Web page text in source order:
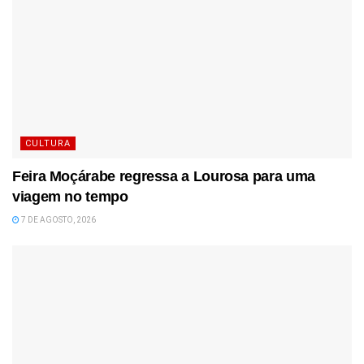
CULTURA
Feira Moçárabe regressa a Lourosa para uma
viagem no tempo
7 DE AGOSTO, 2026